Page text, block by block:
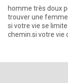
homme très doux
trouver une
si votre vie se
chemin.si votre vie